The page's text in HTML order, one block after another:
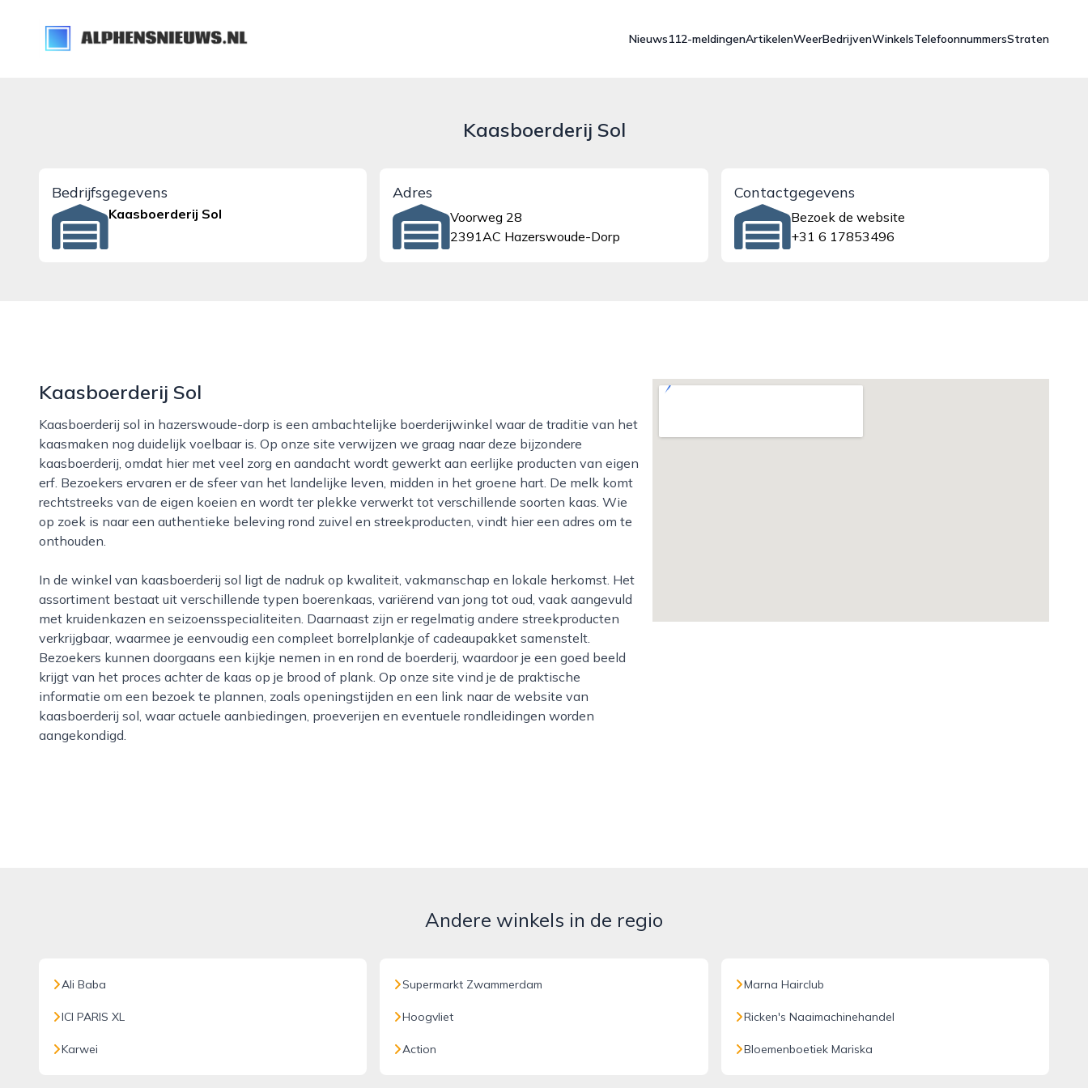
alphensnieuws.nl
Nieuws112-meldingenArtikelenWeerBedrijvenWinkelsTelefoonnummersStraten
Kaasboerderij Sol
Bedrijfsgegevens
Kaasboerderij Sol
Adres
Voorweg 28
2391AC Hazerswoude-Dorp
Contactgegevens
Bezoek de website
+31 6 17853496
Kaasboerderij Sol
Kaasboerderij sol in hazerswoude-dorp is een ambachtelijke boerderijwinkel waar de traditie van het
kaasmaken nog duidelijk voelbaar is. Op onze site verwijzen we graag naar deze bijzondere
kaasboerderij, omdat hier met veel zorg en aandacht wordt gewerkt aan eerlijke producten van eigen
erf. Bezoekers ervaren er de sfeer van het landelijke leven, midden in het groene hart. De melk komt
rechtstreeks van de eigen koeien en wordt ter plekke verwerkt tot verschillende soorten kaas. Wie
op zoek is naar een authentieke beleving rond zuivel en streekproducten, vindt hier een adres om te
onthouden.
In de winkel van kaasboerderij sol ligt de nadruk op kwaliteit, vakmanschap en lokale herkomst. Het
assortiment bestaat uit verschillende typen boerenkaas, variërend van jong tot oud, vaak aangevuld
met kruidenkazen en seizoensspecialiteiten. Daarnaast zijn er regelmatig andere streekproducten
verkrijgbaar, waarmee je eenvoudig een compleet borrelplankje of cadeaupakket samenstelt.
Bezoekers kunnen doorgaans een kijkje nemen in en rond de boerderij, waardoor je een goed beeld
krijgt van het proces achter de kaas op je brood of plank. Op onze site vind je de praktische
informatie om een bezoek te plannen, zoals openingstijden en een link naar de website van
kaasboerderij sol, waar actuele aanbiedingen, proeverijen en eventuele rondleidingen worden
aangekondigd.
Andere winkels in de regio
Ali Baba
ICI PARIS XL
Karwei
Supermarkt Zwammerdam
Hoogvliet
Action
Marna Hairclub
Ricken's Naaimachinehandel
Bloemenboetiek Mariska